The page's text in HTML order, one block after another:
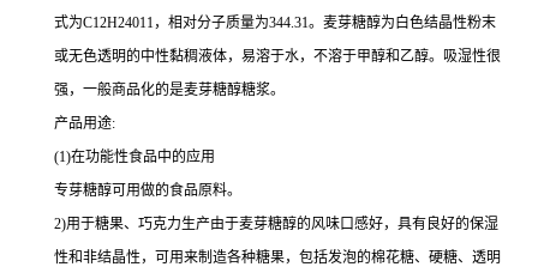
式为C12H24011，相对分子质量为344.31。麦芽糖醇为白色结晶性粉末
或无色透明的中性黏稠液体，易溶于水，不溶于甲醇和乙醇。吸湿性很
强，一般商品化的是麦芽糖醇糖浆。
产品用途:
(1)在功能性食品中的应用
专芽糖醇可用做的食品原料。
2)用于糖果、巧克力生产由于麦芽糖醇的风味口感好，具有良好的保湿
性和非结晶性，可用来制造各种糖果，包括发泡的棉花糖、硬糖、透明